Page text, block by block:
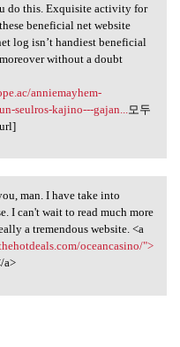
do this. Exquisite activity for
beneficial net website
log isn’t handiest beneficial
without a doubt
anniemayhem-
seulros-kajino---gajan...
모두
you, man. I
man. I have take into
I can't wait to read much more
a tremendous website. <a
oceancasino/">
a>